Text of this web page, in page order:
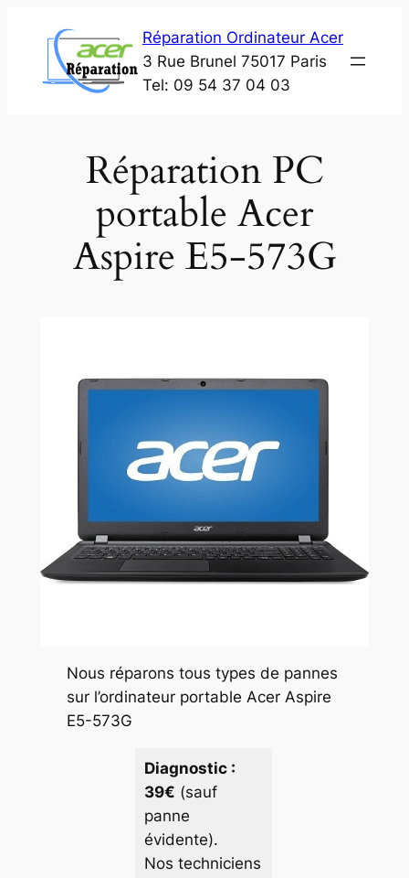
contenu
Réparation Ordinateur Acer
3 Rue Brunel 75017 Paris
Tel: 09 54 37 04 03
Réparation PC
portable Acer
Aspire E5-573G
Nous réparons tous types de pannes
sur l’ordinateur portable Acer Aspire
E5-573G
Diagnostic :
39€ (sauf
panne
évidente).
Nos techniciens